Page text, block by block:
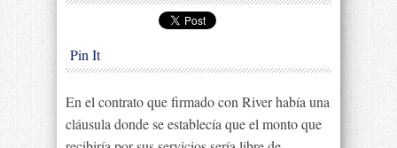
Pin It
En el contrato que firmado con River había una
cláusula donde se establecía que el monto que